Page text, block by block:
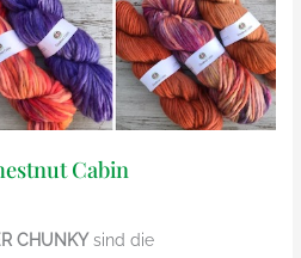
Cabin
CHUNKY sind die